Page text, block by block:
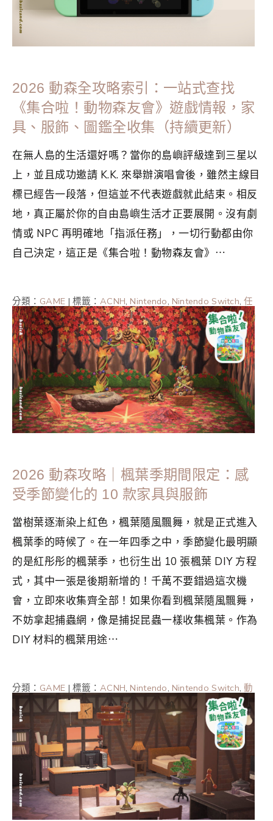
2026 動森全攻略索引：一站式查找
《集合啦！動物森友會》遊戲情報，家
具、服飾、圖鑑全收集（持續更新）
在無人島的生活還好嗎？當你的島嶼評級達到三星以
上，並且成功邀請 K.K. 來舉辦演唱會後，雖然主線目
標已經告一段落，但這並不代表遊戲就此結束。相反
地，真正屬於你的自由島嶼生活才正要展開。沒有劇
情或 NPC 再明確地「指派任務」，一切行動都由你
自己決定，這正是《集合啦！動物森友會》⋯
分類： GAME |標籤：ACNH, Nintendo, Nintendo Switch,任
天堂,動森情報,動森攻略,動森攻略2023,動森攻略2024,動
森攻略2025,集合啦動物森友會
2026 動森攻略｜楓葉季期間限定：感
受季節變化的 10 款家具與服飾
當樹葉逐漸染上紅色，楓葉隨風飄舞，就是正式進入
楓葉季的時候了。在一年四季之中，季節變化最明顯
的是紅彤彤的楓葉季，也衍生出 10 張楓葉 DIY 方程
式，其中一張是後期新增的！千萬不要錯過這次機
會，立即來收集齊全部！如果你看到楓葉隨風飄舞，
不妨拿起捕蟲網，像是捕捉昆蟲一樣收集楓葉。作為
DIY 材料的楓葉用途⋯
分類： GAME |標籤：ACNH, Nintendo, Nintendo Switch,動
森情報
動森攻略2024,動森攻略2025 ,動森楓葉,集合啦動
物森友會